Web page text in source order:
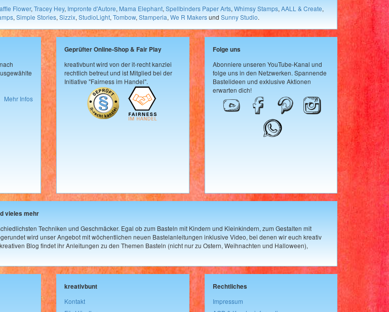
Flower, Tracey Hey, Impronte d'Autore, Mama Elephant, Spellbinders Paper Arts, Whimsy Stamps, AALL & Create,
, Simple Stories, Sizzix, StudioLight, Tombow, Stamperia, We R Makersund Sunny Studio.
Mehr Infos
Geprüfter Online-Shop & Fair Play
kreativbunt wird von der it-recht kanzlei
rechtlich betreut und ist Mitglied bei der
Initiative "Fairness im Handel".
Folge uns
Abonniere unseren YouTube-Kanal und
folge uns in den Netzwerken. Spannende
Bastelideen und exklusive Aktionen
erwarten dich!
vieles mehr
Techniken und Geschmäcker. Egal ob zum Basteln mit Kindern und Kleinkindern, zum Gestalten mit
wird unser Angebot mit wöchentlichen neuen Bastelanleitungen inklusive Video, bei denen wir euch kreativ
Blog findet ihr Anleitungen zu den Themen Basteln (nicht nur zu Ostern, Weihnachten und Halloween),
kreativbunt
Kontakt
Rechtliches
Impressum